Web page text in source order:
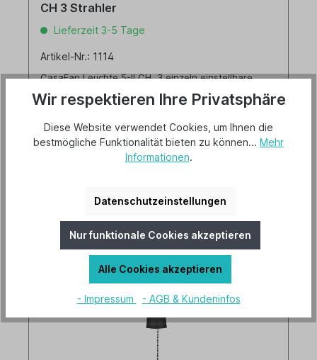
CH 3 Strahler
Lieferzeit 3-5 Tage
Artikel-Nr.: 1114
CasaFan Leuchte 5-II CH, 3 einzeln einstellbare
Energiesparleuchtmittel geeignet, Metallteile Chrom
Details
Wir respektieren Ihre Privatsphäre
Diese Website verwendet Cookies, um Ihnen die
bestmögliche Funktionalität bieten zu können... Mehr
Informationen.
Datenschutzeinstellungen
Nur funktionale Cookies akzeptieren
Alle Cookies akzeptieren
- Impressum - AGB & Kundeninfos